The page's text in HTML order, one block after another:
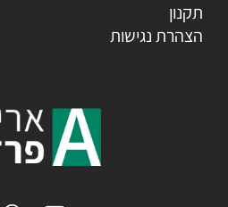
תקנון
הצהרת נגישות